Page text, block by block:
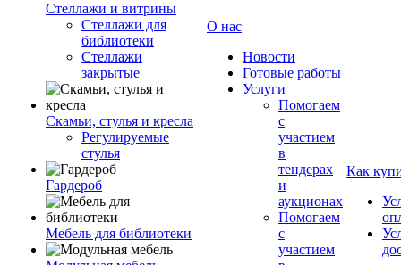
Стеллажи и витрины
Стеллажи для
библиотеки
Стеллажи
закрытые
Скамьи, стулья и кресла
Регулируемые
стулья
Гардероб
Мебель для библиотеки
О нас
Новости
Готовые работы
Услуги
Помогаем
с
участием
в
тендерах
и
аукционах
Помогаем
с
участием
Как